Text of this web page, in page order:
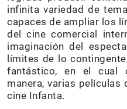
infinita variedad de
capaces de ampliar los
del cine comercial
imaginación del
límites de lo
fantástico, en el cual
manera, varias
cine Infanta.